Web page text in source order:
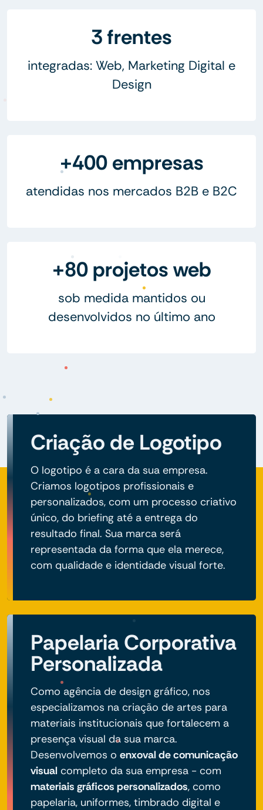
3 frentes
integradas: Web, Marketing Digital e
Design
+400 empresas
atendidas nos mercados B2B e B2C
+80 projetos web
sob medida mantidos ou
desenvolvidos no último ano
Criação de Logotipo
O logotipo é a cara da sua empresa.
Criamos logotipos profissionais e
personalizados, com um processo criativo
único, do briefing até a entrega do
resultado final. Sua marca será
representada da forma que ela merece,
com qualidade e identidade visual forte.
Papelaria Corporativa
Personalizada
Como agência de design gráfico, nos
especializamos na criação de artes para
materiais institucionais que fortalecem a
presença visual da sua marca.
Desenvolvemos o enxoval de comunicação
visual completo da sua empresa - com
materiais gráficos personalizados, como
papelaria, uniformes, timbrado digital e